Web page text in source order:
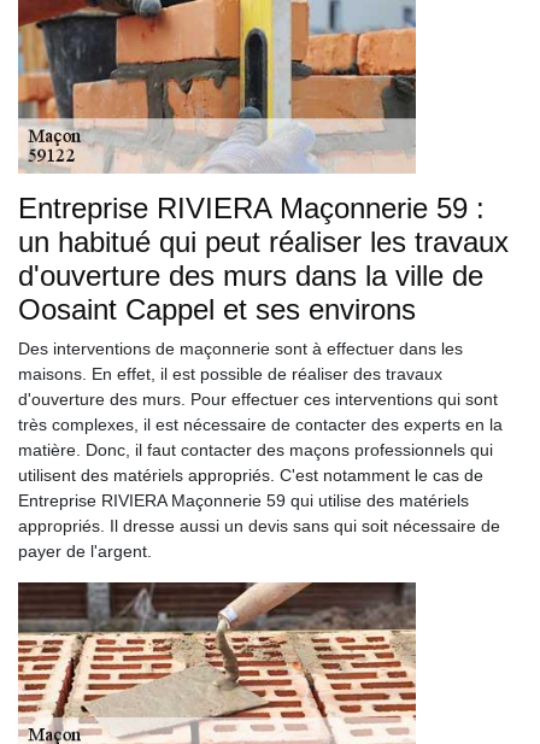
Entreprise RIVIERA Maçonnerie 59 :
un habitué qui peut réaliser les travaux
d'ouverture des murs dans la ville de
Oosaint Cappel et ses environs
Des interventions de maçonnerie sont à effectuer dans les
maisons. En effet, il est possible de réaliser des travaux
d'ouverture des murs. Pour effectuer ces interventions qui sont
très complexes, il est nécessaire de contacter des experts en la
matière. Donc, il faut contacter des maçons professionnels qui
utilisent des matériels appropriés. C'est notamment le cas de
Entreprise RIVIERA Maçonnerie 59 qui utilise des matériels
appropriés. Il dresse aussi un devis sans qui soit nécessaire de
payer de l'argent.